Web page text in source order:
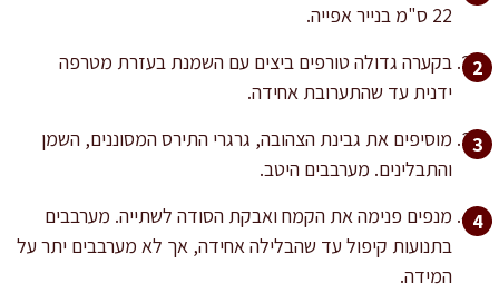
22 ס"מ בנייר אפייה.
בקערה גדולה טורפים ביצים עם השמנת בעזרת מטרפה
ידנית עד שהתערובת אחידה.
מוסיפים את גבינת הצהובה, גרגרי התירס המסוננים, השמן
והתבלינים. מערבבים היטב.
מנפים פנימה את הקמח ואבקת הסודה לשתייה. מערבבים
בתנועות קיפול עד שהבלילה אחידה, אך לא מערבבים יתר על
המידה.